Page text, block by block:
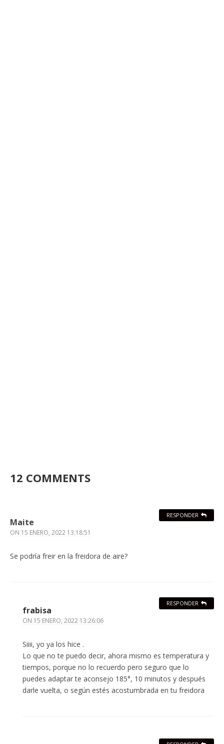
12 COMMENTS
Maite
ON 15 ENERO, 2022 13:18:51
Se podría freir en la freidora de aire?
RESPONDER
frabisa
ON 15 ENERO, 2022 13:26:06
Siiii, yo ya los hice .
Lo que no te puedo decir, ahora mismo es temperatura y
tiempos, porque no lo recuerdo pero seguro que lo
puedes adaptar te aconsejo 185°, 10 minutos y después
darle vuelta, o según estés acostumbrada en tu freidora
RESPONDER